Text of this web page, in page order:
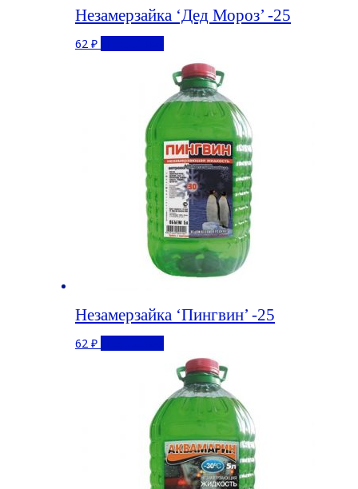
Незамерзайка ‘Дед Мороз’ -25
62 ₽
Незамерзайка ‘Пингвин’ -25
62 ₽